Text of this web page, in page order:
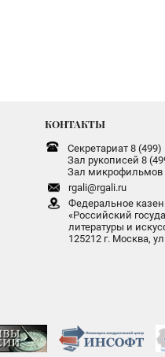
КОНТАКТЫ
Секретариат 8 (499)
Зал рукописей 8
Зал микрофильмов
rgali@rgali.ru
Федеральное
«Российский
литературы и
125212 г. Москва,